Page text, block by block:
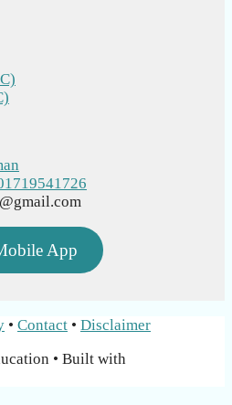
App
• Contact • Disclaimer
• Built with